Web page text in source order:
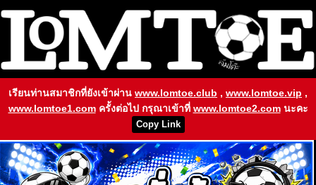
เรียนท่านสมาชิกที่ยังเข้าผ่าน www.lomtoe.club , www.lomtoe.vip ,
www.lomtoe1.com ครั้งต่อไป กรุณาเข้าที่ www.lomtoe2.comนะคะ
Copy Link